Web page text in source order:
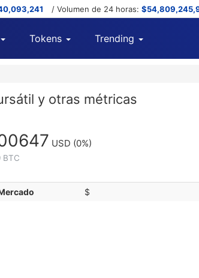
/ Volumen de 24 horas:
Tokens Trending
y otras métricas
USD (0%)
BTC
$